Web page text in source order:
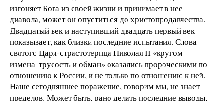
изгоняет Бога из своей жизни и принимает в нее
диавола, может он опуститься до христопродавчества.
Двадцатый век и наступивший двадцать первый век
показывает, как близки последние испытания. Слова
святого Царя-страстотерпца Николая II «кругом
измена, трусость и обман» оказались пророческими по
отношению к России, и не только по отношению к ней.
Наше сегодняшнее поражение, говорим мы, не знает
пределов. Может быть, рано делать последние выводы,